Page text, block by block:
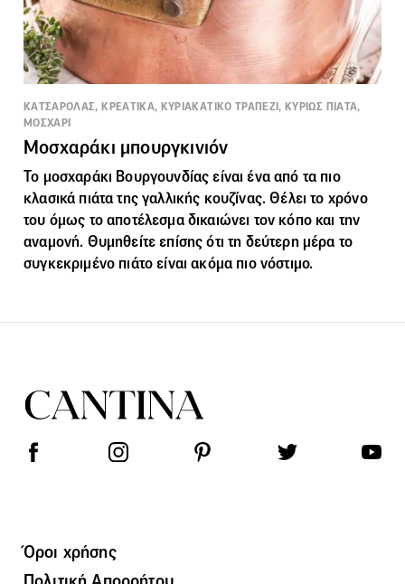
ΚΑΤΣΑΡΟΛΑΣ, ΚΡΕΑΤΙΚΑ, ΚΥΡΙΑΚΑΤΙΚΟ ΤΡΑΠΕΖΙ, ΚΥΡΙΩΣ ΠΙΑΤΑ,
ΜΟΣΧΑΡΙ
Μοσχαράκι μπουργκινιόν
Το μοσχαράκι Βουργουνδίας είναι ένα από τα πιο
κλασικά πιάτα της γαλλικής κουζίνας. Θέλει το χρόνο
του όμως το αποτέλεσμα δικαιώνει τον κόπο και την
αναμονή. Θυμηθείτε επίσης ότι τη δεύτερη μέρα το
συγκεκριμένο πιάτο είναι ακόμα πιο νόστιμο.
Όροι χρήσης